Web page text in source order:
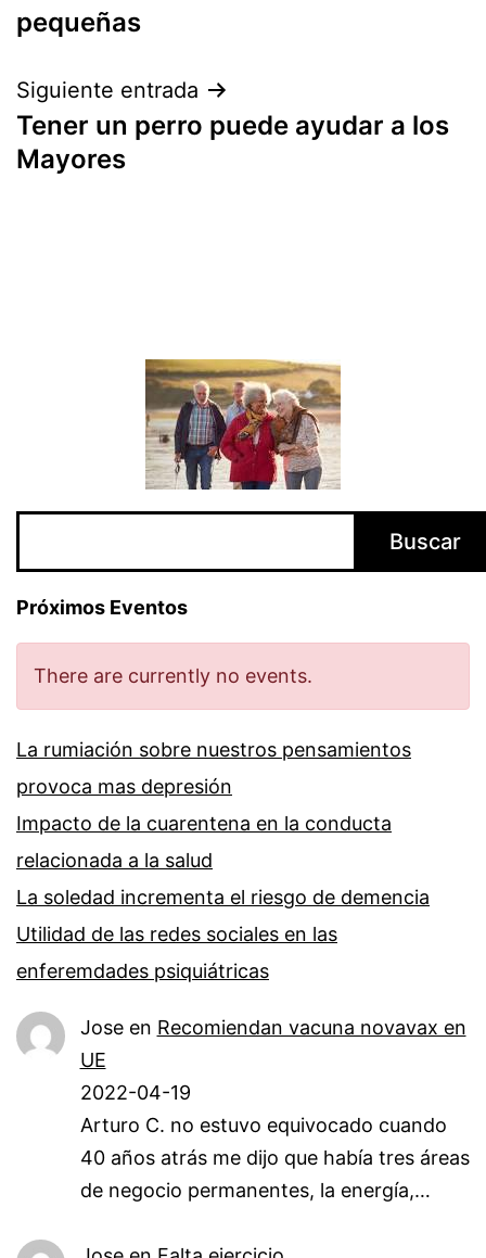
entradas
pequeñas
Siguiente entrada
Tener un perro puede ayudar a los
Mayores
Buscar
Próximos Eventos
There are currently no events.
La rumiación sobre nuestros pensamientos
provoca mas depresión
Impacto de la cuarentena en la conducta
relacionada a la salud
La soledad incrementa el riesgo de demencia
Utilidad de las redes sociales en las
enferemdades psiquiátricas
Joseen Recomiendan vacuna novavax en
UE
2022-04-19
Arturo C. no estuvo equivocado cuando
40 años atrás me dijo que había tres áreas
de negocio permanentes, la energía,…